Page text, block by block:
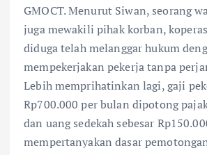
GMOCT. Menurut Siwan, seorang
juga mewakili pihak korban,
diduga telah melanggar hukum
mempekerjakan pekerja tanpa
Lebih memprihatinkan lagi, gaji
Rp700.000 per bulan dipotong
dan uang sedekah sebesar
mempertanyakan dasar